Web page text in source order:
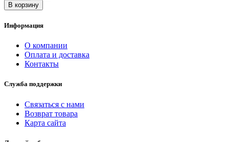
В корзину
Информация
О компании
Оплата и доставка
Контакты
Служба поддержки
Связаться с нами
Возврат товара
Карта сайта